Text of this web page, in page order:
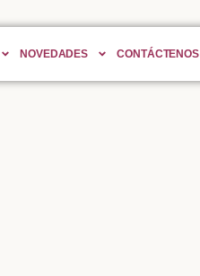
NOVEDADES CONTÁCTENOS